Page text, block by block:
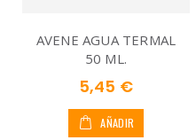
AVENE AGUA TERMAL
50 ML.
5,45 €
AÑADIR